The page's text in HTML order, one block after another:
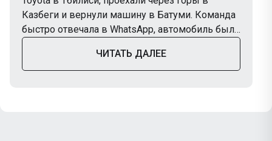
Казбеги и вернули машину в Батуми. Команда
быстро отвечала в WhatsApp, автомобиль был
воспользуемся TripBox в следующей поездке.
ЧИТАТЬ ДАЛЕЕ